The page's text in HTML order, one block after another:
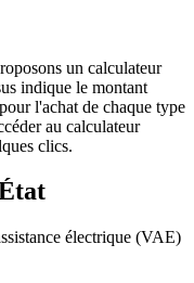
un calculateur
indique le montant
l'achat de chaque type
au calculateur
clics.
électrique (VAE)